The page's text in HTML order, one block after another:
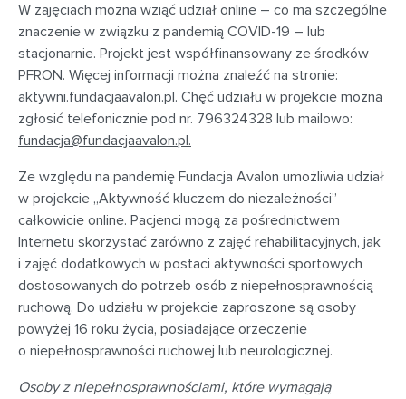
W zajęciach można wziąć udział online – co ma szczególne
znaczenie w związku z pandemią COVID-19 – lub
stacjonarnie. Projekt jest współfinansowany ze środków
PFRON. Więcej informacji można znaleźć na stronie:
aktywni.fundacjaavalon.pl. Chęć udziału w projekcie można
zgłosić telefonicznie pod nr. 796324328 lub mailowo:
fundacja@fundacjaavalon.pl.
Ze względu na pandemię Fundacja Avalon umożliwia udział
w projekcie „Aktywność kluczem do niezależności”
całkowicie online. Pacjenci mogą za pośrednictwem
Internetu skorzystać zarówno z zajęć rehabilitacyjnych, jak
i zajęć dodatkowych w postaci aktywności sportowych
dostosowanych do potrzeb osób z niepełnosprawnością
ruchową. Do udziału w projekcie zaproszone są osoby
powyżej 16 roku życia, posiadające orzeczenie
o niepełnosprawności ruchowej lub neurologicznej.
Osoby z niepełnosprawnościami, które wymagają